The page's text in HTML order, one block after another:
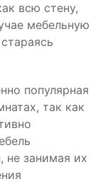
всю стену,
мебельную
популярная
так как
не занимая их